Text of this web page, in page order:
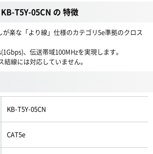
T5Y-05CN の 特徴
楽な「より線」仕様のカテゴリ5e準拠のクロス
、伝送帯域100MHzを実現します。
線には対応していません。
KB-T5Y-05CN
CAT5e